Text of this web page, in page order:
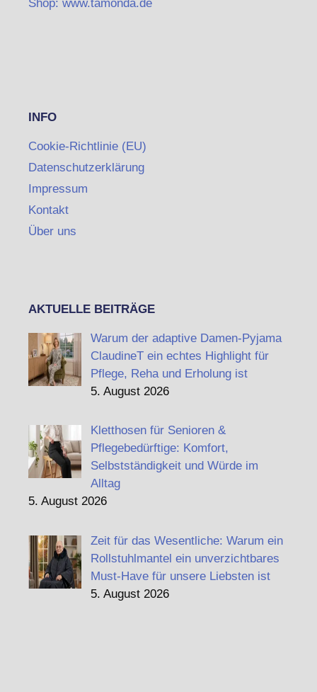
Shop: www.tamonda.de
INFO
Cookie-Richtlinie (EU)
Datenschutzerklärung
Impressum
Kontakt
Über uns
AKTUELLE BEITRÄGE
Warum der adaptive Damen-Pyjama
ClaudineT ein echtes Highlight für
Pflege, Reha und Erholung ist
5. August 2026
Kletthosen für Senioren &
Pflegebedürftige: Komfort,
Selbstständigkeit und Würde im
Alltag
5. August 2026
Zeit für das Wesentliche: Warum ein
Rollstuhlmantel ein unverzichtbares
Must-Have für unsere Liebsten ist
5. August 2026